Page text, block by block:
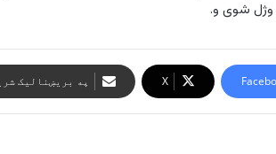
وژل شوی و.
X په بریښنالیک